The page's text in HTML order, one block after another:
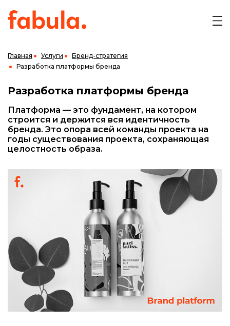
Главная Услуги
Бренд-стратегия
Разработка платформы бренда
Разработка платформы бренда
Платформа — это фундамент, на котором
строится и держится вся идентичность
бренда. Это опора всей команды проекта на
годы существования проекта, сохраняющая
целостность образа.